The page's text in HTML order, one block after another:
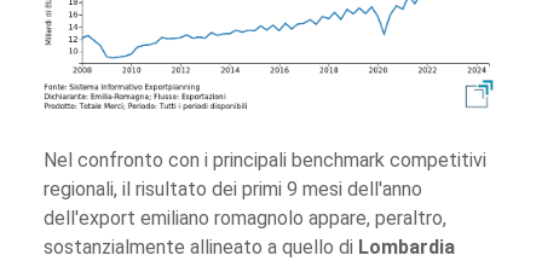
Nel confronto con i principali benchmark competitivi
regionali, il risultato dei primi 9 mesi dell'anno
dell'export emiliano romagnolo appare, peraltro,
sostanzialmente allineato a quello di Lombardia